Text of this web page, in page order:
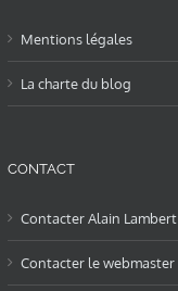
Mentions légales
La charte du blog
CONTACT
Contacter Alain Lambert
Contacter le webmaster